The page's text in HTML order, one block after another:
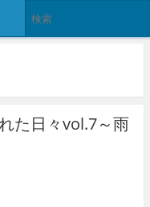
た日々vol.7～雨